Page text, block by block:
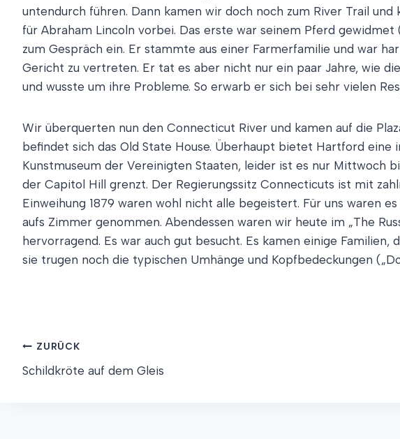
untendurch führen. Dann kamen wir doch noch zum River Trail
für Abraham Lincoln vorbei. Das erste war seinem Pferd
zum Gespräch ein. Er stammte aus einer Farmerfamilie und war
Gericht zu vertreten. Er tat es aber nicht nur ein paar Jahre, wie
und wusste um ihre Probleme. So erwarb er sich bei sehr vielen
Wir überquerten nun den Connecticut River und kamen auf die
befindet sich das Old State House. Überhaupt bietet Hartford eine
Kunstmuseum der Vereinigten Staaten, leider ist es nur Mittwoch
der Capitol Hill grenzt. Der Regierungssitz Connecticuts ist mit
Einweihung 1879 waren wohl nicht alle begeistert. Für uns waren
aufs Zimmer genommen. Abendessen waren wir heute im „The
hervorragend. Es war auch gut besucht. Es kamen einige
sie trugen noch die typischen Umhänge und Kopfbedeckungen
Beitragsnavigation
ZURÜCK
Schildkröte auf dem Gleis